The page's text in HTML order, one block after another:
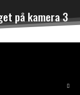
på kamera 3